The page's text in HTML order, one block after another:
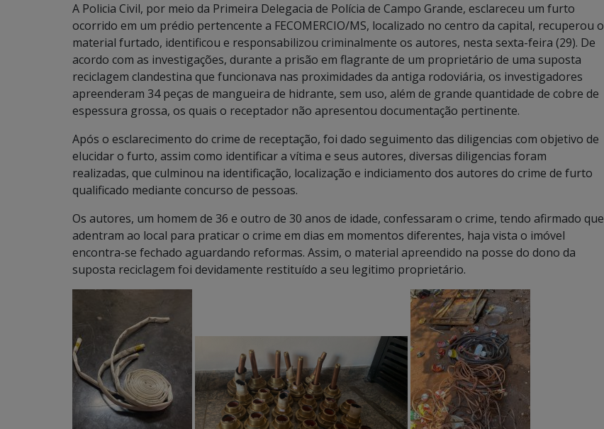
A Policia Civil, por meio da Primeira Delegacia de Polícia de Campo Grande, esclareceu um furto
ocorrido em um prédio pertencente a FECOMERCIO/MS, localizado no centro da capital, recuperou o
material furtado, identificou e responsabilizou criminalmente os autores, nesta sexta-feira (29). De
acordo com as investigações, durante a prisão em flagrante de um proprietário de uma suposta
reciclagem clandestina que funcionava nas proximidades da antiga rodoviária, os investigadores
apreenderam 34 peças de mangueira de hidrante, sem uso, além de grande quantidade de cobre de
espessura grossa, os quais o receptador não apresentou documentação pertinente.
Após o esclarecimento do crime de receptação, foi dado seguimento das diligencias com objetivo de
elucidar o furto, assim como identificar a vítima e seus autores, diversas diligencias foram
realizadas, que culminou na identificação, localização e indiciamento dos autores do crime de furto
qualificado mediante concurso de pessoas.
Os autores, um homem de 36 e outro de 30 anos de idade, confessaram o crime, tendo afirmado que
adentram ao local para praticar o crime em dias em momentos diferentes, haja vista o imóvel
encontra-se fechado aguardando reformas. Assim, o material apreendido na posse do dono da
suposta reciclagem foi devidamente restituído a seu legitimo proprietário.